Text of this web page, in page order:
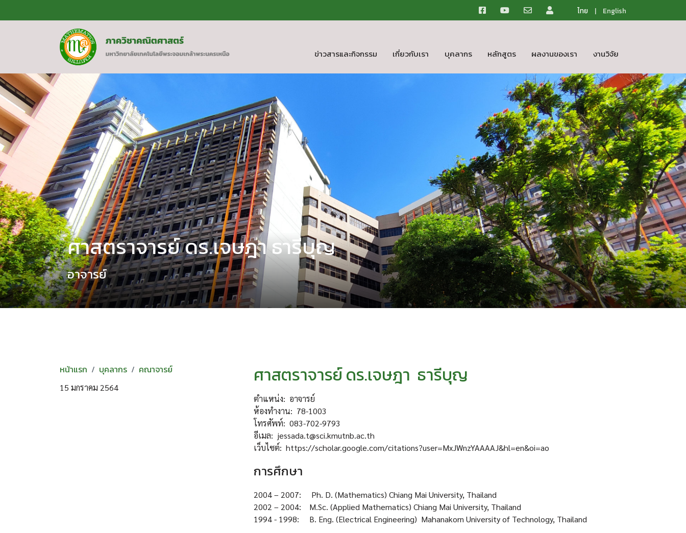
ไทย | English
ข่าวสารและกิจกรรม เกี่ยวกับเรา บุคลากร หลักสูตร ผลงานของเรา งานวิจัย
ศาสตราจารย์ ดร.เจษฎา ธารีบุญ
อาจารย์
หน้าแรก บุคลากร คณาจารย์
15 มกราคม 2564
ศาสตราจารย์ ดร.เจษฎา ธารีบุญ
ตำแหน่ง: อาจารย์
ห้องทำงาน: 78-1003
โทรศัพท์: 083-702-9793
อีเมล: jessada.t@sci.kmutnb.ac.th
เว็บไซต์: https://scholar.google.com/citations?user=MxJWnzYAAAAJ&hl=en&oi=ao
การศึกษา
2004 – 2007: Ph. D. (Mathematics) Chiang Mai University, Thailand
2002 – 2004: M.Sc. (Applied Mathematics) Chiang Mai University, Thailand
1994 - 1998: B. Eng. (Electrical Engineering) Mahanakorn University of Technology, Thailand